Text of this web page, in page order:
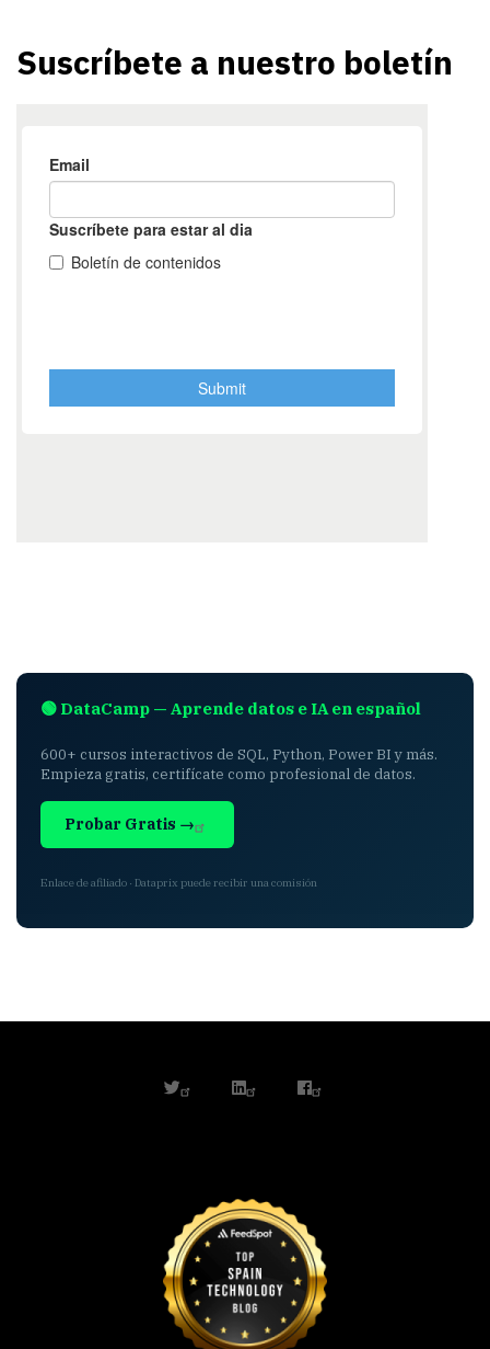
Suscríbete a nuestro boletín
🟢 DataCamp — Aprende datos e IA en español
600+ cursos interactivos de SQL, Python, Power BI y más.
Empieza gratis, certifícate como profesional de datos.
Probar Gratis →
Enlace de afiliado · Dataprix puede recibir una comisión
twitterlinkedinfacebook